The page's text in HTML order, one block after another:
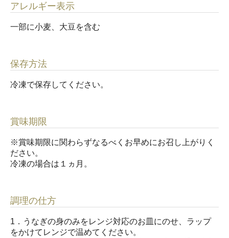
アレルギー表示
一部に小麦、大豆を含む
保存方法
冷凍で保存してください。
賞味期限
※賞味期限に関わらずなるべくお早めにお召し上がりく
ださい。
冷凍の場合は１ヵ月。
調理の仕方
1．うなぎの身のみをレンジ対応のお皿にのせ、ラップ
をかけてレンジで温めてください。